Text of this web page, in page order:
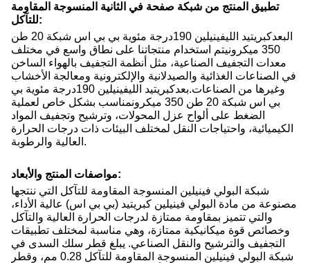
تطبيق المنتج من شبكة صفحة في الثانية المنسوجة المقاومة
للتآكل:
البعدكبريتيد الليفينيلين 190 درجة مئوية بي بي اس
شبكة 20 طن
350 ميكرون
يتم استخدام منتجاتنا على نطاق واسع في مختلف
معدات التجفيف الصناعية، مثل أنظمة التجفيف بالهواء الساخن
في الصناعات الغذائية والصيدلانية والإلكترونية ومعالجة الأخشاب
وغيرها من الصناعات.بعدكبريتيد الليفينيلين 190
درجة مئوية بي
بي اس شبكة 20 طن 350 ميكرون
مناسب بشكل خاص لعملية
الضغط على ألواح عزل المحولات، وترشيح وتجفيف المواد
الكيميائية، واحتياجات النقل لمختلف البيئات ذات درجات الحرارة
العالية والرطوبة.
مواصفات المنتج والأبعاد:
شبكة البولي فينيلين المنسوجة المقاومة للتآكل التي ننتجها
مصنوعة من مادة البولي فينيلين كبريتيد (بي بي اس) عالية الأداء،
والتي تتميز بمقاومة ممتازة لدرجات الحرارة العالية والتآكل
وخصائص قوة ميكانيكية ممتازة، وهي مناسبة لمختلف تطبيقات
التجفيف والترشيح والنقل الصناعي. يبلغ قطر سلك السدى في
شبكة البولي فينيلين المنسوجة المقاومة للتآكل 0.28 مم، وقطر